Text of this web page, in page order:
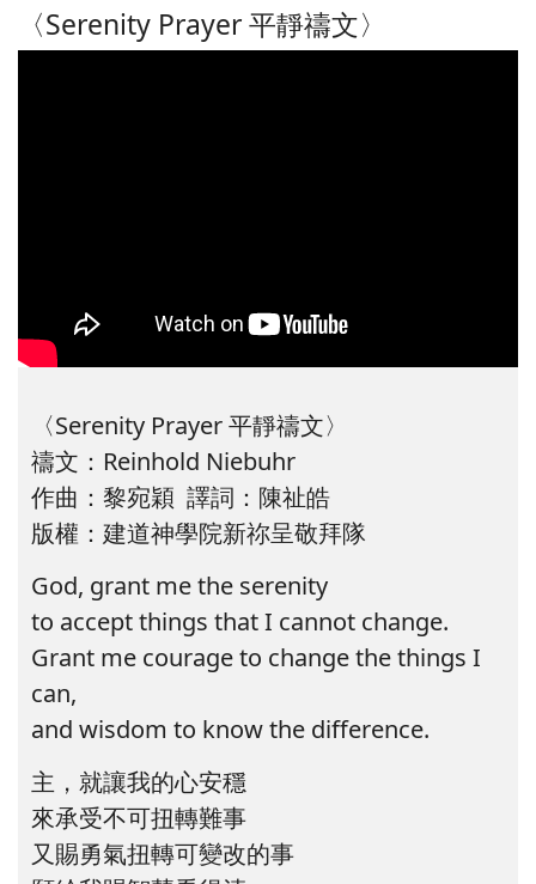
〈Serenity Prayer 平靜禱文〉
〈Serenity Prayer 平靜禱文〉
禱文：Reinhold Niebuhr
作曲：黎宛穎 譯詞：陳祉皓
版權：建道神學院新祢呈敬拜隊
God, grant me the serenity
to accept things that I cannot change.
Grant me courage to change the things I
can,
and wisdom to know the difference.
主，就讓我的心安穩
來承受不可扭轉難事
又賜勇氣扭轉可變改的事